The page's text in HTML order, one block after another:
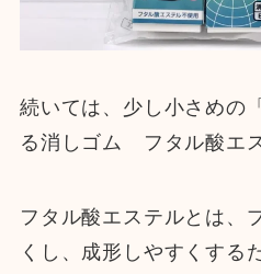
続いては、少し小さめの
る消しゴム フタル酸エ
フタル酸エステルとは、
くし、成形しやすくする